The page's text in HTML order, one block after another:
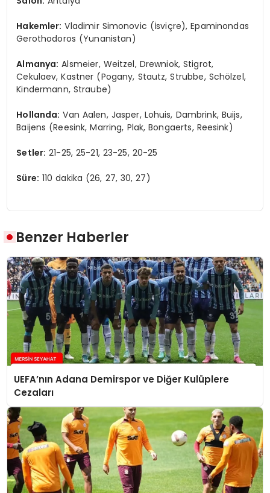
Hakemler: Vladimir Simonovic (İsviçre), Epaminondas
Gerothodoros (Yunanistan)
Almanya: Alsmeier, Weitzel, Drewniok, Stigrot,
Cekulaev, Kastner (Pogany, Stautz, Strubbe, Schölzel,
Kindermann, Straube)
Hollanda: Van Aalen, Jasper, Lohuis, Dambrink, Buijs,
Baijens (Reesink, Marring, Plak, Bongaerts, Reesink)
Setler: 21-25, 25-21, 23-25, 20-25
Süre: 110 dakika (26, 27, 30, 27)
Benzer Haberler
UEFA’nın Adana Demirspor ve Diğer Kulüplere
Cezaları